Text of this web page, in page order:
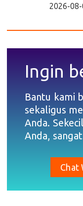
2026-
Ingin
Bantu kami
sekaligus
Anda.
Anda,
Chat